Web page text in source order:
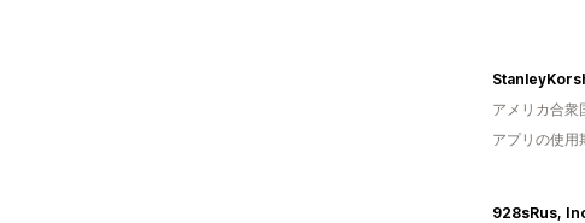
アメリカ合衆
アプリの使用
928sRus,